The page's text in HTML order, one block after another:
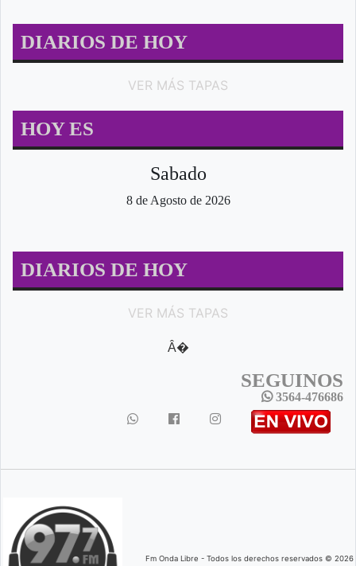
DIARIOS DE HOY
VER MÁS TAPAS
HOY ES
Sabado
8 de Agosto de 2026
DIARIOS DE HOY
VER MÁS TAPAS
Â�
SEGUINOS
3564-476686
Fm Onda Libre - Todos los derechos reservados © 2026